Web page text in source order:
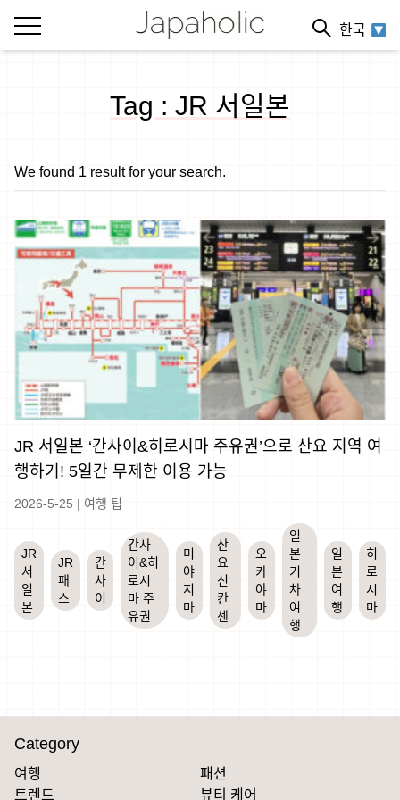
한국
Tag : JR 서일본
We found 1 result for your search.
JR 서일본 ‘간사이&히로시마 주유권’으로 산요 지역 여
행하기! 5일간 무제한 이용 가능
2026-5-25 | 여행 팁
JR
서
일
본
JR
패
스
간
사
이
간사
이&히
로시
마 주
유권
미
야
지
마
산
요
신
칸
센
오
카
야
마
일
본
기
차
여
행
일
본
여
행
히
로
시
마
Category
여행
패션
트렌드
뷰티 케어